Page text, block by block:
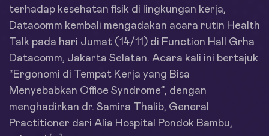
terhadap kesehatan fisik di lingkungan kerja,
Datacomm kembali mengadakan acara rutin Health
Talk pada hari Jumat (14/11) di Function Hall Grha
Datacomm, Jakarta Selatan. Acara kali ini bertajuk
“Ergonomi di Tempat Kerja yang Bisa
Menyebabkan Office Syndrome”, dengan
menghadirkan dr. Samira Thalib, General
Practitioner dari Alia Hospital Pondok Bambu,